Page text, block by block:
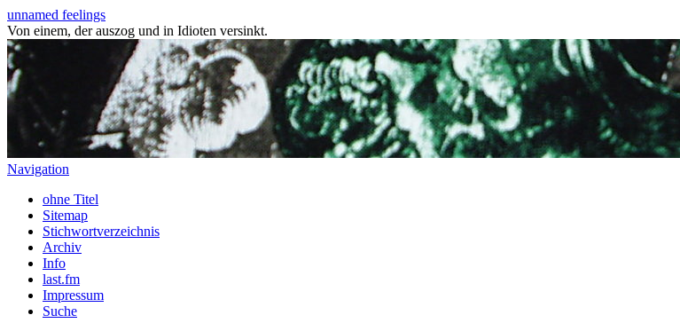
unnamed feelings
Von einem, der auszog und in Idioten versinkt.
Navigation
ohne Titel
Sitemap
Stichwortverzeichnis
Archiv
Info
last.fm
Impressum
Suche